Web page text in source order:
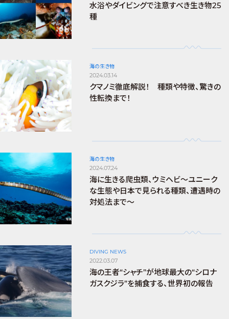
水浴やダイビングで注意すべき生き物25
種
海の生き物
2024.03.14
クマノミ徹底解説！ 種類や特徴、驚きの
性転換まで！
海の生き物
2024.07.24
海に生きる爬虫類、ウミヘビ～ユニーク
な生態や日本で見られる種類、遭遇時の
対処法まで～
DIVING NEWS
2022.03.07
海の王者“シャチ”が地球最大の“シロナ
ガスクジラ”を捕食する、世界初の報告